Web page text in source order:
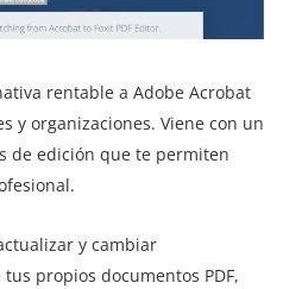
rentable a Adobe Acrobat
y organizaciones. Viene con un
de edición que te permiten
y cambiar
propios documentos PDF,